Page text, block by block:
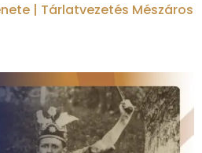
| Tárlatvezetés Mészáros